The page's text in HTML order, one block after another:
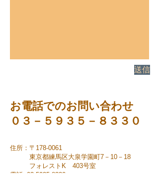
送信
お電話でのお問い合わせ
０３－５９３５－８３３０
住所：〒178-0061
東京都練馬区大泉学園町7－10－18
フォレストK 403号室
電話: 03-5935-8330